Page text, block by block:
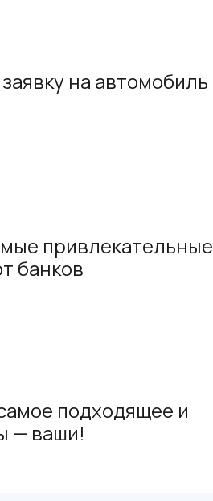
на автомобиль
привлекательные
банков
подходящее и
— ваши!